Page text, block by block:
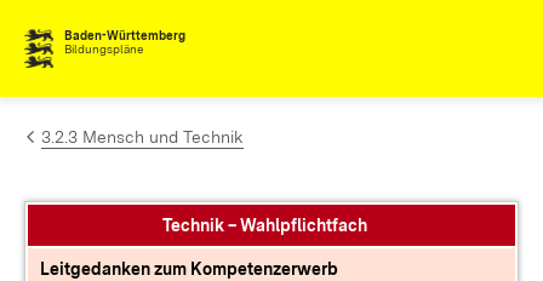
Zum Inhalt springen
Baden-Württemberg
Bildungspläne
3.2.3 Mensch und Technik
Technik – Wahlpflichtfach
Leitgedanken zum Kompetenzerwerb